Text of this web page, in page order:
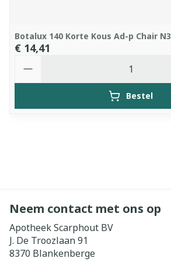
Botalux 140 Korte Kous Ad-p Chair N3
€ 14,41
Bestel
Neem contact met ons op
Apotheek Scarphout BV
J. De Troozlaan 91
8370 Blankenberge